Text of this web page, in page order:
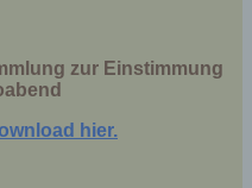
zur Einstimmung
hier.